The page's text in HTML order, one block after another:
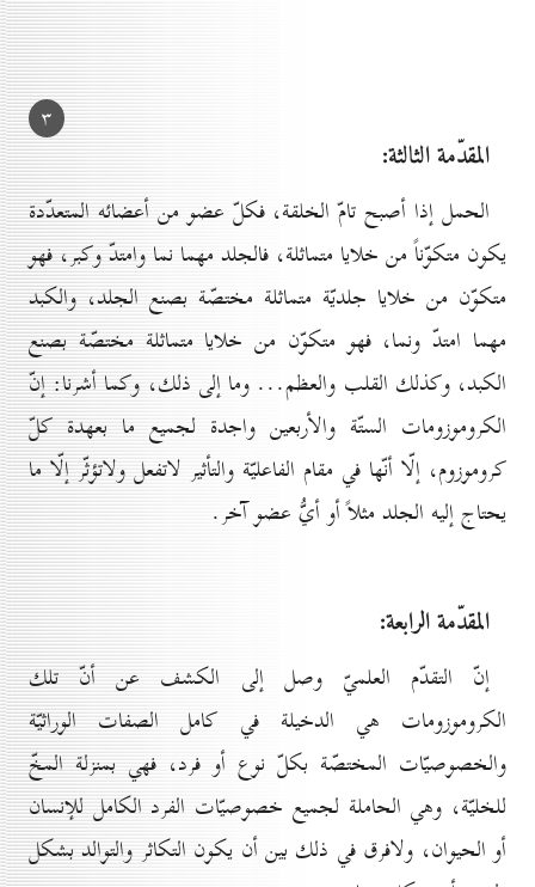
۳
المقدّمة الثالثة:
الحمل إذا أصبح تامّ الخلقة، فكلّ عضو من أعضائه المتعدّدة
يكون متكوّناً من خلايا متماثلة، فالجلد مهما نما وامتدّ وكبر، فهو
متكوّن من خلايا جلديّة متماثلة مختصّة بصنع الجلد، والكبد
مهما امتدّ ونما، فهو متكوّن من خلايا متماثلة مختصّة بصنع
الكبد، وكذلك القلب والعظم... وما إلى ذلك، وكما أشرنا: إنّ
الكروموزومات الستّة والأربعين واجدة لجميع ما بعهدة كلّ
كروموزوم، إلّا أنّها في مقام الفاعليّة والتأثير لاتفعل ولاتؤثّر إلّا ما
يحتاج إليه الجلد مثلاً أو أيُّ عضو آخر.
المقدّمة الرابعة:
إنّ التقدّم العلميّ وصل إلى الكشف عن أنّ تلك
الكروموزومات هي الدخيلة في كامل الصفات الوراثيّة
والخصوصيّات المختصّة بكلّ نوع أو فرد، فهي بمنزلة المخّ
للخليّة، وهي الحاملة لجميع خصوصيّات الفرد الكامل للإنسان
أو الحيوان، ولافرق في ذلك بين أن يكون التكاثر والتوالد بشكل